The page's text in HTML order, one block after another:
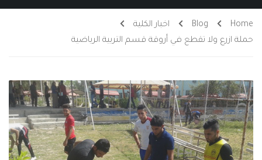
Home
Blog
اخبار الكلية
حملة ازرع ولا تقطع في أروقة قسم التربية الرياضية